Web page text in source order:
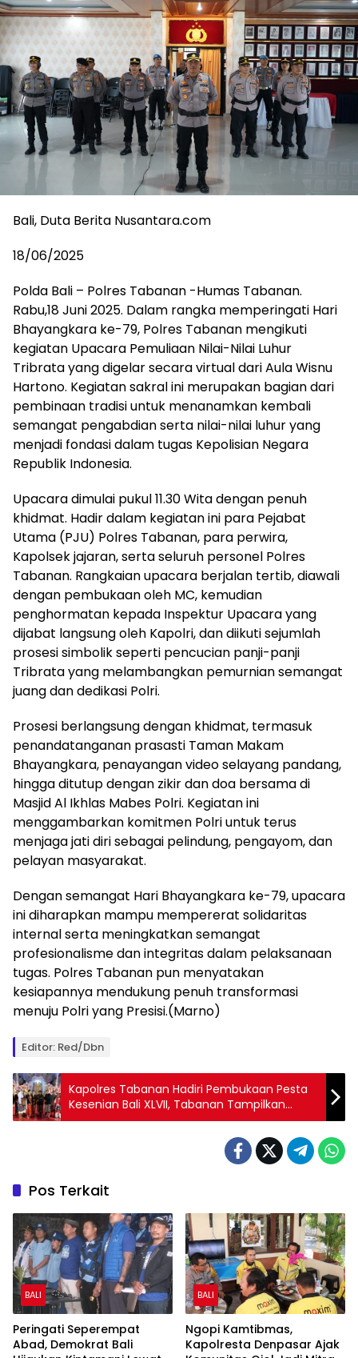
Bali, Duta Berita Nusantara.com
18/06/2025
Polda Bali – Polres Tabanan -Humas Tabanan.
Rabu,18 Juni 2025. Dalam rangka memperingati Hari
Bhayangkara ke-79, Polres Tabanan mengikuti
kegiatan Upacara Pemuliaan Nilai-Nilai Luhur
Tribrata yang digelar secara virtual dari Aula Wisnu
Hartono. Kegiatan sakral ini merupakan bagian dari
pembinaan tradisi untuk menanamkan kembali
semangat pengabdian serta nilai-nilai luhur yang
menjadi fondasi dalam tugas Kepolisian Negara
Republik Indonesia.
Upacara dimulai pukul 11.30 Wita dengan penuh
khidmat. Hadir dalam kegiatan ini para Pejabat
Utama (PJU) Polres Tabanan, para perwira,
Kapolsek jajaran, serta seluruh personel Polres
Tabanan. Rangkaian upacara berjalan tertib, diawali
dengan pembukaan oleh MC, kemudian
penghormatan kepada Inspektur Upacara yang
dijabat langsung oleh Kapolri, dan diikuti sejumlah
prosesi simbolik seperti pencucian panji-panji
Tribrata yang melambangkan pemurnian semangat
juang dan dedikasi Polri.
Prosesi berlangsung dengan khidmat, termasuk
penandatanganan prasasti Taman Makam
Bhayangkara, penayangan video selayang pandang,
hingga ditutup dengan zikir dan doa bersama di
Masjid Al Ikhlas Mabes Polri. Kegiatan ini
menggambarkan komitmen Polri untuk terus
menjaga jati diri sebagai pelindung, pengayom, dan
pelayan masyarakat.
Dengan semangat Hari Bhayangkara ke-79, upacara
ini diharapkan mampu mempererat solidaritas
internal serta meningkatkan semangat
profesionalisme dan integritas dalam pelaksanaan
tugas. Polres Tabanan pun menyatakan
kesiapannya mendukung penuh transformasi
menuju Polri yang Presisi.(Marno)
Editor: Red/Dbn
Kapolres Tabanan Hadiri Pembukaan Pesta
Kesenian Bali XLVII, Tabanan Tampilkan
Harmoni dalam Budaya
Pos Terkait
BALI
Peringati Seperempat
Abad, Demokrat Bali
BALI
Ngopi Kamtibmas,
Kapolresta Denpasar Ajak